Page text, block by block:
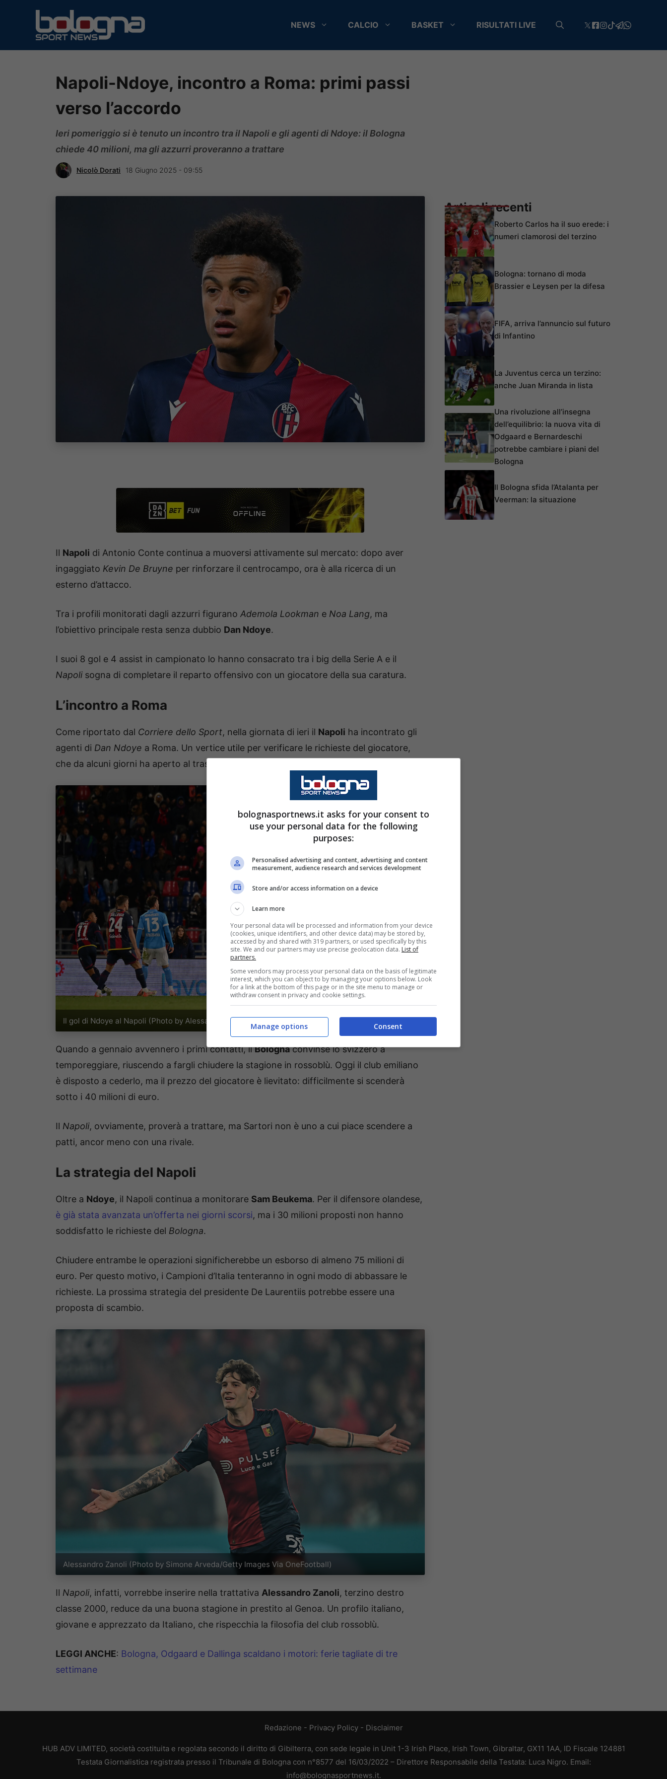
contenuto
NEWS CALCIO BASKET RISULTATI LIVE
Napoli-Ndoye, incontro a Roma: primi passi
verso l’accordo
Ieri pomeriggio si è tenuto un incontro tra il Napoli e gli agenti di Ndoye: il Bologna
chiede 40 milioni, ma gli azzurri proveranno a trattare
Nicolò Dorati 18 Giugno 2025 - 09:55
Il Napoli di Antonio Conte continua a muoversi attivamente sul mercato: dopo aver
ingaggiato Kevin De Bruyne per rinforzare il centrocampo, ora è alla ricerca di un
esterno d’attacco.
Tra i profili monitorati dagli azzurri figurano Ademola Lookman e Noa Lang, ma
l’obiettivo principale resta senza dubbio Dan Ndoye.
I suoi 8 gol e 4 assist in campionato lo hanno consacrato tra i big della Serie A e il
Napolisogna di completare il reparto offensivo con un giocatore della sua caratura.
L’incontro a Roma
Come riportato dal Corriere dello Sport, nella giornata di ieri il Napoli ha incontrato gli
agenti di Dan Ndoye a Roma. Un vertice utile per verificare le richieste del giocatore,
che da alcuni giorni ha aperto al trasferimento.
Il gol di Ndoye al Napoli (Photo by Alessandro Sabattini/Getty Images Via OneFootball)
Quando a gennaio avvennero i primi contatti, ilBolognaconvinse lo svizzero a
temporeggiare, riuscendo a fargli chiudere la stagione in rossoblù. Oggi il club emiliano
è disposto a cederlo, ma il prezzo del giocatore è lievitato: difficilmente si scenderà
sotto i 40 milioni di euro.
Il Napoli, ovviamente, proverà a trattare, ma Sartori non è uno a cui piace scendere a
patti, ancor meno con una rivale.
La strategia del Napoli
Oltre a Ndoye, il Napoli continua a monitorare Sam Beukema. Per il difensore olandese,
è già stata avanzata un’offerta nei giorni scorsi, ma i 30 milioni proposti non hanno
soddisfatto le richieste del Bologna.
Chiudere entrambe le operazioni significherebbe un esborso di almeno 75 milioni di
euro. Per questo motivo, i Campioni d’Italia tenteranno in ogni modo di abbassare le
richieste. La prossima strategia del presidente De Laurentiis potrebbe essere una
proposta di scambio.
Alessandro Zanoli (Photo by Simone Arveda/Getty Images Via OneFootball)
Il Napoli, infatti, vorrebbe inserire nella trattativa Alessandro Zanoli, terzino destro
classe 2000, reduce da una buona stagione in prestito al Genoa. Un profilo italiano,
giovane e apprezzato da Italiano, che rispecchia la filosofia del club rossoblù.
LEGGI ANCHE: Bologna, Odgaard e Dallinga scaldano i motori: ferie tagliate di tre
settimane
Articoli recenti
Roberto Carlos ha il suo erede: i
numeri clamorosi del terzino
Bologna: tornano di moda
Brassier e Leysen per la difesa
FIFA, arriva l’annuncio sul futuro
di Infantino
La Juventus cerca un terzino:
anche Juan Miranda in lista
Una rivoluzione all’insegna
dell’equilibrio: la nuova vita di
Odgaard e Bernardeschi
potrebbe cambiare i piani del
Bologna
Il Bologna sfida l’Atalanta per
Veerman: la situazione
Redazione - Privacy Policy- Disclaimer
HUB ADV LIMITED, società costituita e regolata secondo il diritto di Gibilterra, con sede legale in Unit 1-3 Irish Place, Irish Town, Gibraltar, GX11 1AA, ID Fiscale 124881
Testata Giornalistica registrata presso il Tribunale di Bologna con n°8577 del 16/03/2022 – Direttore Responsabile della Testata: Luca Nigro. Email:
info@bolognasportnews.it.
bolognasportnews.it asks for your consent to
use your personal data for the following
purposes:
Personalised advertising and content, advertising and content
measurement, audience research and services development
Store and/or access information on a device
Learn more
Your personal data will be processed and information from your device
(cookies, unique identifiers, and other device data) may be stored by,
accessed by and shared with 319 partners, or used specifically by this
site. We and our partners may use precise geolocation data. List of
partners.
Some vendors may process your personal data on the basis of legitimate
interest, which you can object to by managing your options below. Look
for a link at the bottom of this page or in the site menu to manage or
withdraw consent in privacy and cookie settings.
Consent
Manage options